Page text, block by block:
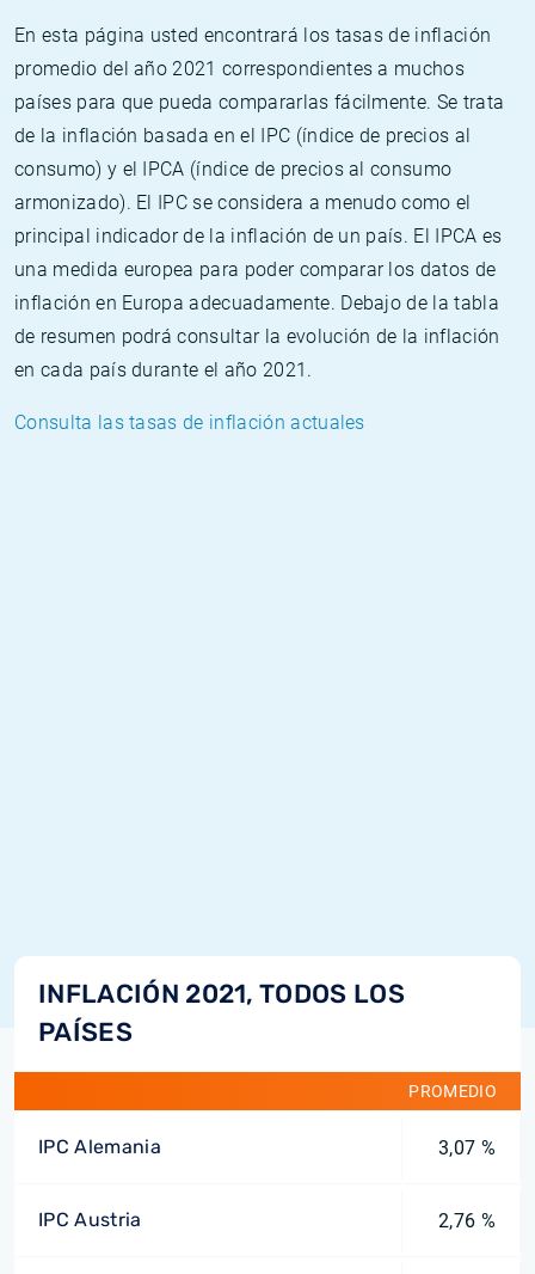
En esta página usted encontrará los tasas de inflación
promedio del año 2021 correspondientes a muchos
países para que pueda compararlas fácilmente. Se trata
de la inflación basada en el IPC (índice de precios al
consumo) y el IPCA (índice de precios al consumo
armonizado). El IPC se considera a menudo como el
principal indicador de la inflación de un país. El IPCA es
una medida europea para poder comparar los datos de
inflación en Europa adecuadamente. Debajo de la tabla
de resumen podrá consultar la evolución de la inflación
en cada país durante el año 2021.
Consulta las tasas de inflación actuales
INFLACIÓN 2021, TODOS LOS
PAÍSES
PROMEDIO
IPC Alemania 3,07 %
IPC Austria 2,76 %